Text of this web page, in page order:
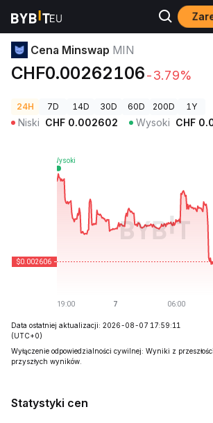
Ceny kryptowalut Cena Minswap MIN
Cena Minswap MIN
CHF0.00262106-3.79%
24H 7D 14D 30D 60D 200D 1Y
Niski CHF 0.002602 Wysoki CHF
Data ostatniej aktualizacji: 2026-08-07 17:59:11
(UTC+0)
Wyłączenie odpowiedzialności cywilnej: Wyniki z
przyszłych wyników.
Statystyki cen